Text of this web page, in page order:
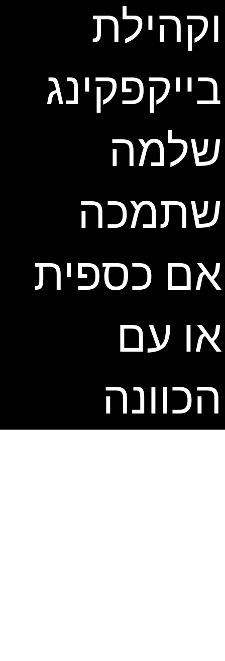
וקהילת
בייקפקינג
שלמה
שתמכה
אם כספית
או עם
הכוונה